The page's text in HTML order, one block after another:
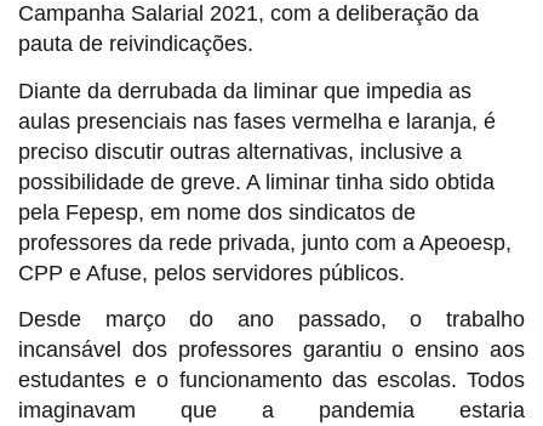
Campanha Salarial 2021, com a deliberação da
pauta de reivindicações.
Diante da derrubada da liminar que impedia as
aulas presenciais nas fases vermelha e laranja, é
preciso discutir outras alternativas, inclusive a
possibilidade de greve. A liminar tinha sido obtida
pela Fepesp, em nome dos sindicatos de
professores da rede privada, junto com a Apeoesp,
CPP e Afuse, pelos servidores públicos.
Desde março do ano passado, o trabalho
incansável dos professores garantiu o ensino aos
estudantes e o funcionamento das escolas. Todos
imaginavam que a pandemia estaria